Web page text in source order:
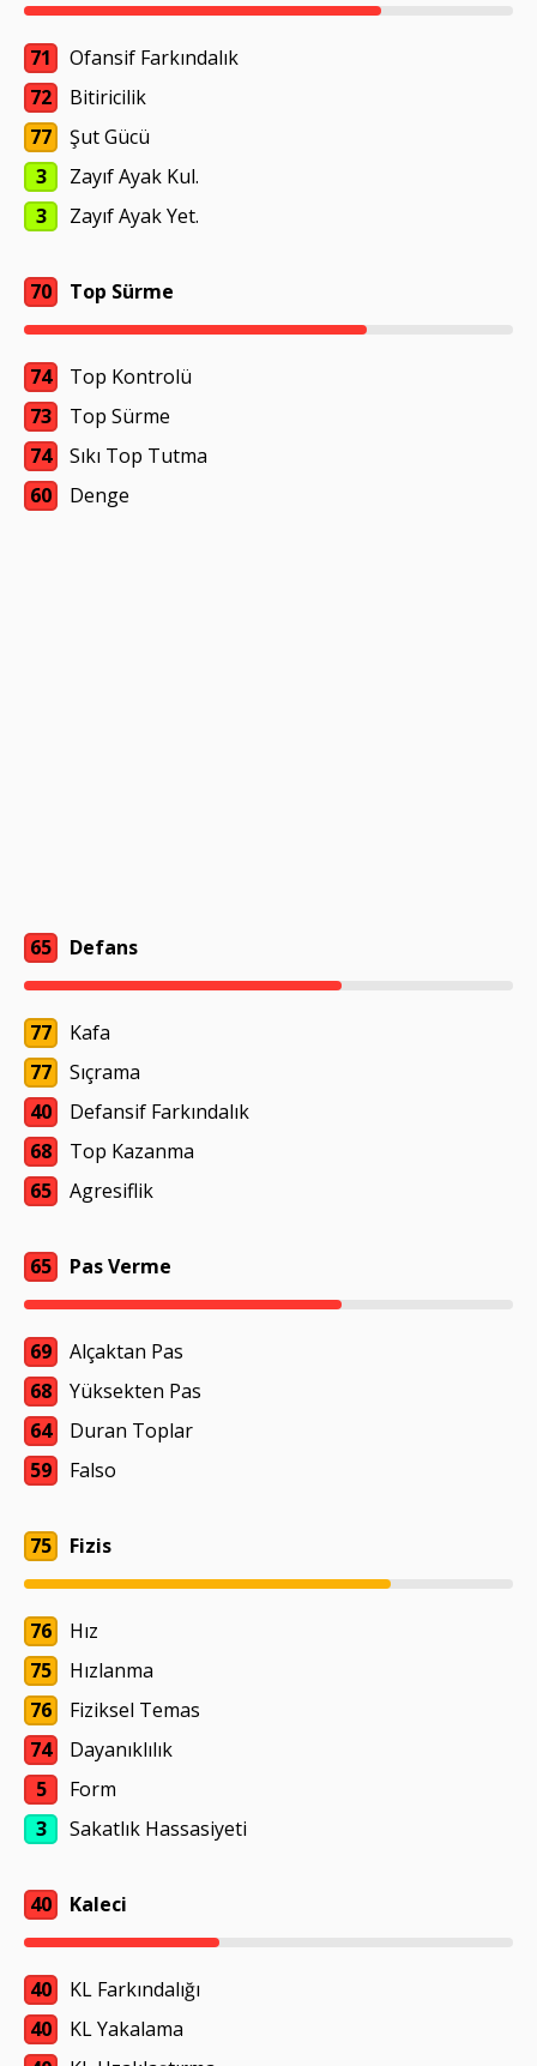
71
Ofansif Farkındalık
72
Bitiricilik
77
Şut Gücü
3
Zayıf Ayak Kul.
3
Zayıf Ayak Yet.
70 Top Sürme
74
Top Kontrolü
73
Top Sürme
74
Sıkı Top Tutma
60
Denge
65 Defans
77
Kafa
77
Sıçrama
40
Defansif Farkındalık
68
Top Kazanma
65
Agresiflik
65 Pas Verme
69
Alçaktan Pas
68
Yüksekten Pas
64
Duran Toplar
59
Falso
75 Fizis
76
Hız
75
Hızlanma
76
Fiziksel Temas
74
Dayanıklılık
5
Form
3
Sakatlık Hassasiyeti
40 Kaleci
40
KL Farkındalığı
40
KL Yakalama